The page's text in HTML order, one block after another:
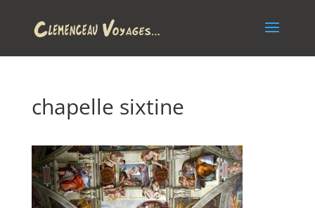
chapelle sixtine